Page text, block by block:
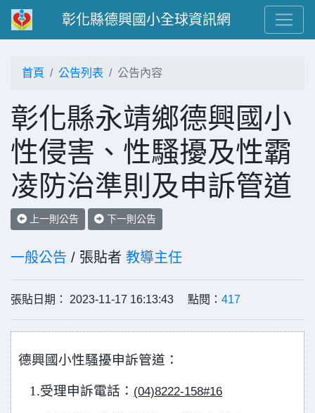
彰化縣德興國小全球資訊網
首頁 公告列表 公告內容
彰化縣永靖鄉德興國小
性侵害、性騷擾及性霸
凌防治準則及申訴管道
上一則公告 下一則公告
一般公告 / 張貼者 教導主任
張貼日期： 2023-11-17 16:13:43 點閱： 417
德興國小性騷擾申訴管道：
1.受理申訴電話： (04)8222-158#16